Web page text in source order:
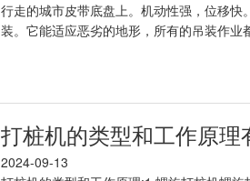
行走的城市皮带底盘上。机动性强，位移快
装。它能适应恶劣的地形，所有的吊装作业
打桩机的类型和工作原理
2024-09-13